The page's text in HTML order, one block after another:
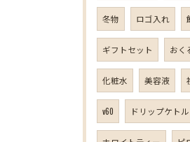
冬物 ロゴ入れ
ギフトセット おく
化粧水 美容液
v60 ドリップケトル